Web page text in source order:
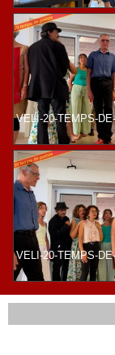
VELI-20-TEMPS-
VELI-20-TEMPS-